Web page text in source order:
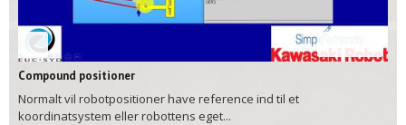
Compound positioner
Normalt vil robotpositioner have reference ind til et
koordinatsystem eller robottens eget...